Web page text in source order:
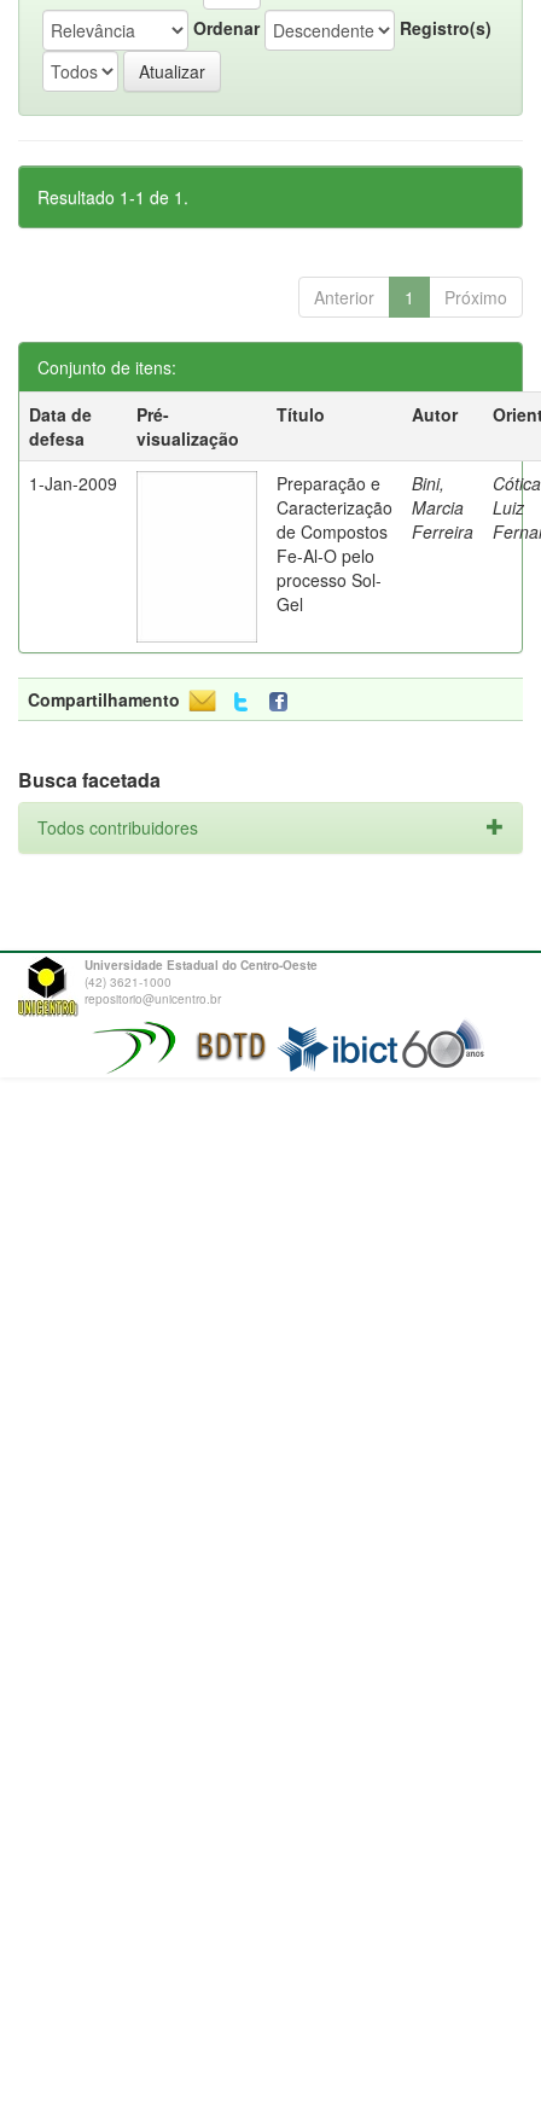
Ordenar
Registro(s)
Resultado 1-1 de 1.
Anterior 1 Próximo
Conjunto de itens:
Data de
defesa
Pré-
visualização
Título Autor
1-Jan-2009
Preparação e
Caracterização
de Compostos
Fe-Al-O pelo
processo Sol-
Gel
Bini,
Marcia
Ferreira
Luiz
Compartilhamento
Busca facetada
Todos contribuidores
Universidade Estadual do Centro-Oeste
(42) 3621-1000
repositorio@unicentro.br